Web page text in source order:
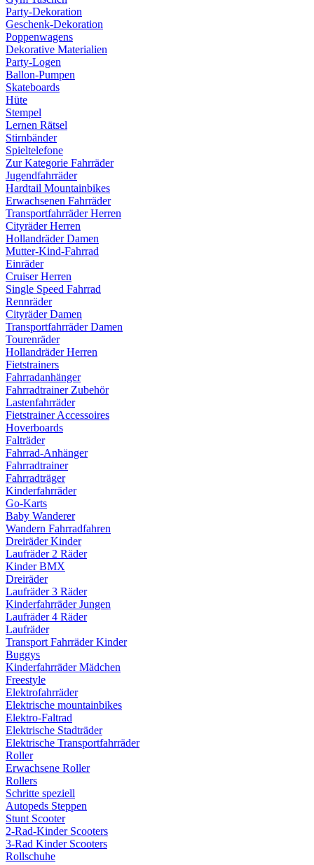
Party-Dekoration
Geschenk-Dekoration
Poppenwagens
Dekorative Materialien
Party-Logen
Ballon-Pumpen
Skateboards
Hüte
Stempel
Lernen Rätsel
Stirnbänder
Spieltelefone
Zur Kategorie Fahrräder
Jugendfahrräder
Hardtail Mountainbikes
Erwachsenen Fahrräder
Transportfahrräder Herren
Cityräder Herren
Hollandräder Damen
Mutter-Kind-Fahrrad
Einräder
Cruiser Herren
Single Speed Fahrrad
Rennräder
Cityräder Damen
Transportfahrräder Damen
Tourenräder
Hollandräder Herren
Fietstrainers
Fahrradanhänger
Fahrradtrainer Zubehör
Lastenfahrräder
Fietstrainer Accessoires
Hoverboards
Falträder
Fahrrad-Anhänger
Fahrradtrainer
Fahrradträger
Kinderfahrräder
Go-Karts
Baby Wanderer
Wandern Fahrradfahren
Dreiräder Kinder
Laufräder 2 Räder
Kinder BMX
Dreiräder
Laufräder 3 Räder
Kinderfahrräder Jungen
Laufräder 4 Räder
Laufräder
Transport Fahrräder Kinder
Buggys
Kinderfahrräder Mädchen
Freestyle
Elektrofahrräder
Elektrische mountainbikes
Elektro-Faltrad
Elektrische Stadträder
Elektrische Transportfahrräder
Roller
Erwachsene Roller
Rollers
Schritte speziell
Autopeds Steppen
Stunt Scooter
2-Rad-Kinder Scooters
3-Rad Kinder Scooters
Rollschuhe